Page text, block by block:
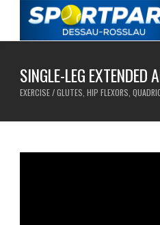
SINGLE-LEG EXTENDED
EXERCISE / GLUTES, HIP FLEXORS,